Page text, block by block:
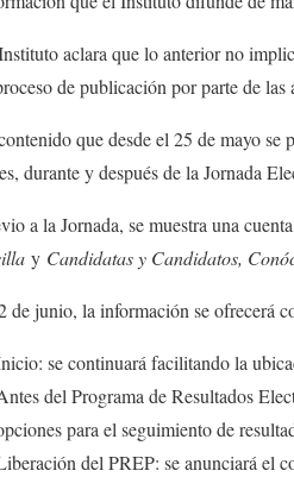
aclara que lo anterior no
de publicación por parte de
que desde el 25 de mayo se
durante y después de la Jornada
a la Jornada, se muestra una
y Candidatas y Candidatos,
de junio, la información se ofrecerá
se continuará facilitando la
del Programa de Resultados
para el seguimiento de
del PREP: se anunciará el